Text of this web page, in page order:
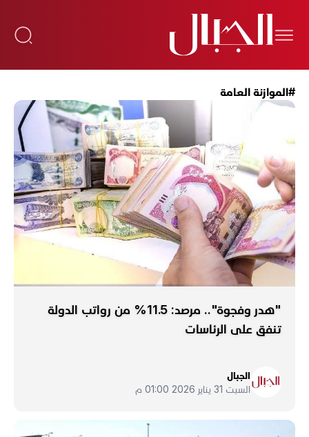
#الموازنة العامة
"هدر وفجوة".. مرصد: 11.5% من رواتب الدولة
تنفق على الرئاسات
الجبال
السبت 31 يناير 2026 01:00 م